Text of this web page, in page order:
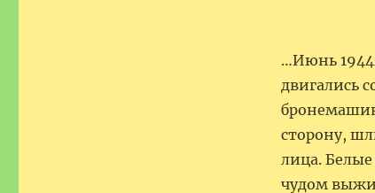
…Июнь
двигались
сторону,
лица.
чудом